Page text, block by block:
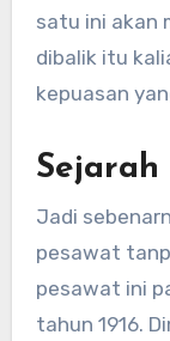
satu ini akan
dibalik itu
kepuasan
Sejarah
Jadi
pesawat
pesawat ini
tahun 1916.